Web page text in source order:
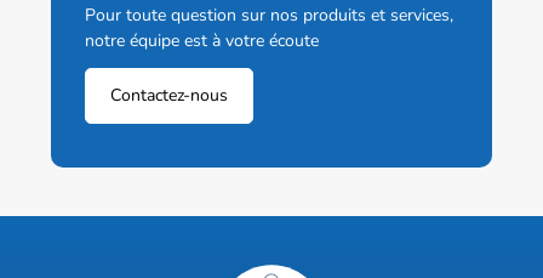
Pour toute question sur nos produits et services,
notre équipe est à votre écoute
Contactez-nous